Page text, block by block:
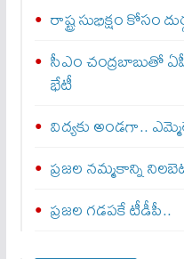
రాష్ట్ర సుభిక్షం కోసం
సీఎం చంద్రబాబుతో
భేటీ
విద్యకు అండగా..
ప్రజల నమ్మకాన్ని
ప్రజల గడపకే టీడీపీ..